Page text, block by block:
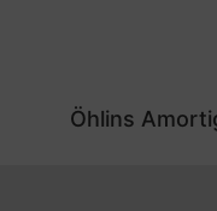
Öhlins